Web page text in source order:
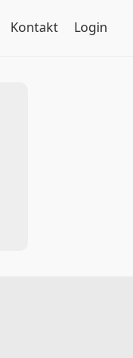
Kontakt Login